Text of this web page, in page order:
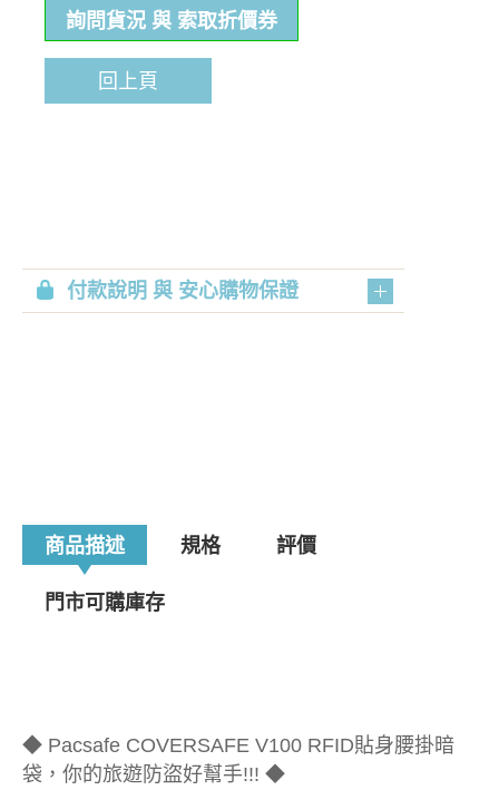
詢問貨況 與 索取折價券
回上頁
付款說明 與 安心購物保證
商品描述 規格 評價
門市可購庫存
◆ Pacsafe COVERSAFE V100 RFID貼身腰掛暗
袋，你的旅遊防盜好幫手!!! ◆